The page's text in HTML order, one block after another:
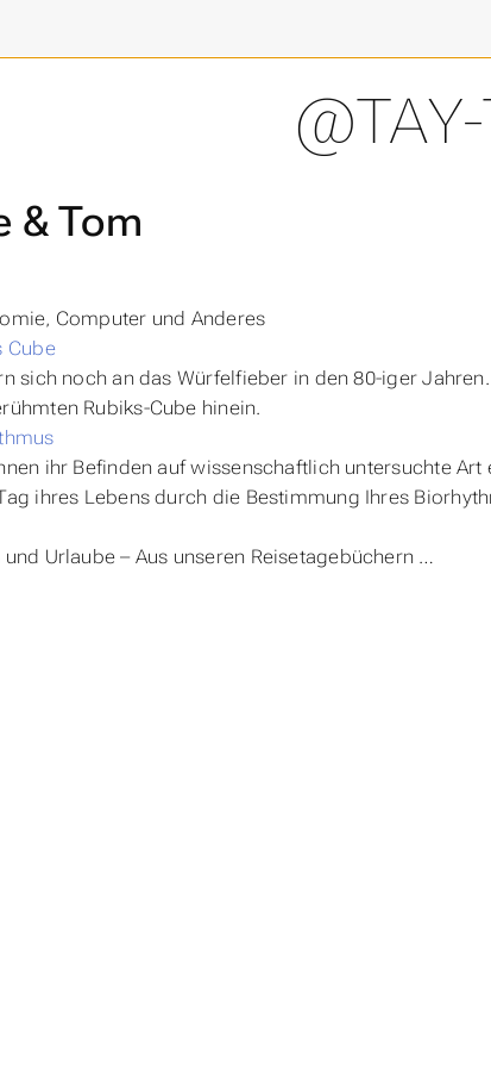
& Tom
Computer und Anderes
Cube
sich noch an das Würfelfieber in den 80-iger
Rubiks-Cube hinein.
ihr Befinden auf wissenschaftlich untersuchte
ihres Lebens durch die Bestimmung Ihres
und Urlaube – Aus unseren Reisetagebüchern …